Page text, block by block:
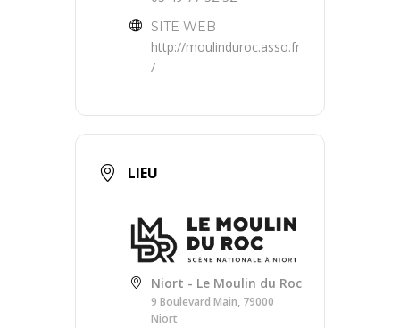
SITE WEB
http://moulinduroc.asso.fr
/
LIEU
Niort - Le Moulin du Roc
9 Boulevard Main, 79000
Niort